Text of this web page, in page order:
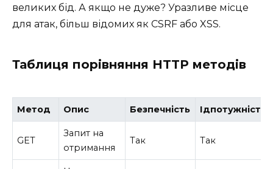
великих бід. А якщо не дуже? Уразливе місце
для атак, більш відомих як CSRF або XSS.
Таблиця порівняння HTTP методів
Метод Опис Безпечність Ідпотужність
GET
Запит на
отримання
Так Так